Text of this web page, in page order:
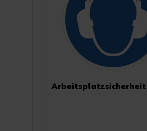
Arbeitsplatzsicherheit